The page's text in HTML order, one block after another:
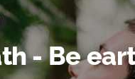
- Be